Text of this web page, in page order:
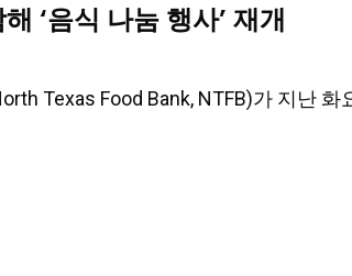
‘음식 나눔 행사’ 재개
Texas Food Bank, NTFB)가 지난 화